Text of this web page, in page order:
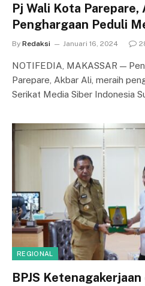
Pj Wali Kota Parepare,
Penghargaan Peduli
By Redaksi Januari 16, 2024
NOTIFEDIA, MAKASSAR —
Parepare, Akbar Ali, meraih
Serikat Media Siber Indonesia
REGIONAL
BPJS